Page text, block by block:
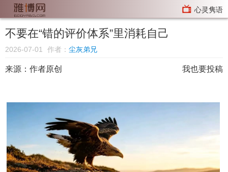
心灵隽语
不要在“错的评价体系”里消耗自己
2026-07-01 作者： 尘灰弟兄
来源： 作者原创 我也要投稿